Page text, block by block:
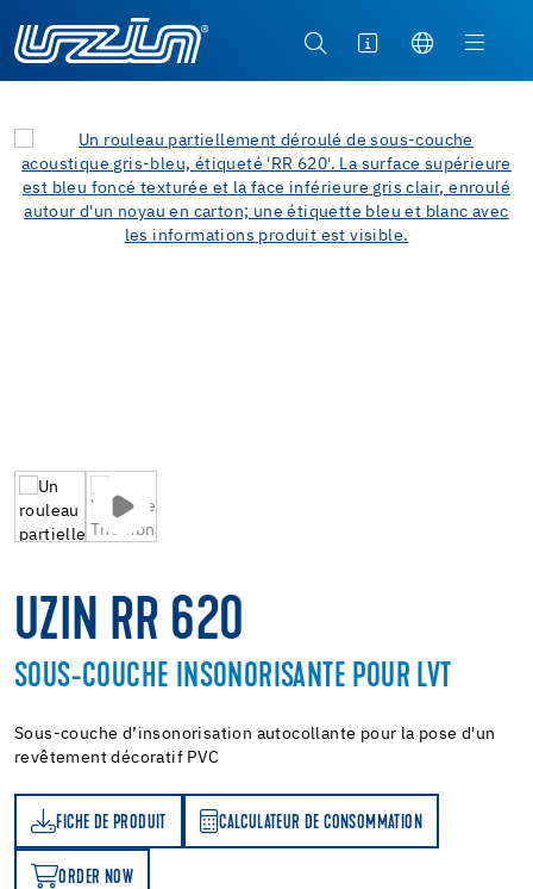
UZIN RR 620
SOUS-COUCHE INSONORISANTE POUR LVT
Sous-couche d’insonorisation autocollante pour la pose d'un
revêtement décoratif PVC
FICHE DE PRODUIT CALCULATEUR DE CONSOMMATION
DE CONSOMMATION
ORDER NOW